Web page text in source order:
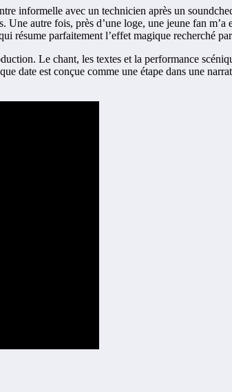
informelle avec un technicien après un
autre fois, près d’une loge, une jeune fan
résume parfaitement l’effet magique recherché
Le chant, les textes et la performance
date est conçue comme une étape dans une